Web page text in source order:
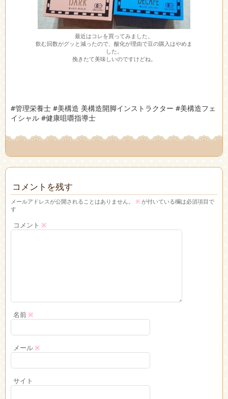
最近はコレを買ってみました。
飲む回数がグッと減ったので、酸化が理由で豆の購入はやめま
した。
挽きたて美味しいのですけどね。
#管理栄養士 #美構造 美構造開脚インストラクター #美構造フェ
イシャル #健康咀嚼指導士
コメントを残す
メールアドレスが公開されることはありません。 ※ が付いている欄は必須項目で
す
コメント ※
名前※
メール※
サイト